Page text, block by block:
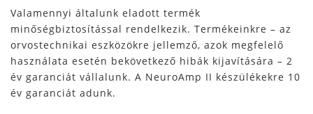
Valamennyi általunk eladott termék
minőségbiztosítással rendelkezik. Termékeinkre – az
orvostechnikai eszközökre jellemző, azok megfelelő
használata esetén bekövetkező hibák kijavítására – 2
év garanciát vállalunk. A NeuroAmp II készülékekre 10
év garanciát adunk.